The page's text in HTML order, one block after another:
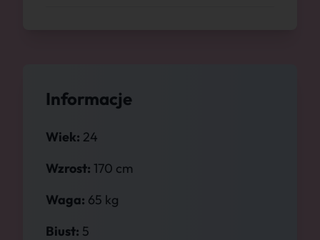
Informacje
Wiek: 24
Wzrost: 170 cm
Waga: 65 kg
Biust: 5